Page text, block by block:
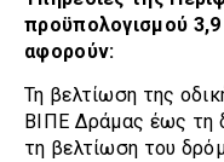
προϋπολογισμού
αφορούν:
Τη βελτίωση της
ΒΙΠΕ Δράμας έως τη
τη βελτίωση του